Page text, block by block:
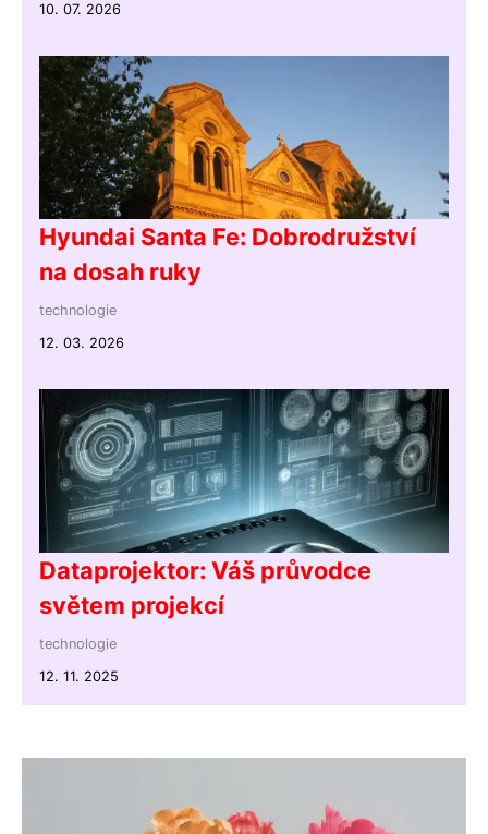
10. 07. 2026
Hyundai Santa Fe: Dobrodružství
na dosah ruky
technologie
12. 03. 2026
Dataprojektor: Váš průvodce
světem projekcí
technologie
12. 11. 2025